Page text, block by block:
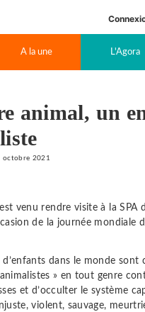
A la une L'Agora
animal, un
octobre 2021
venu rendre visite à la SPA
de la journée mondiale
dans le monde sont
» en tout genre
et d’occulter le système
violent, sauvage,